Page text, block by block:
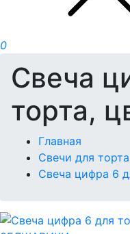
0
Свеча
торта,
Главная
Свечи для торта
Свеча цифра 6